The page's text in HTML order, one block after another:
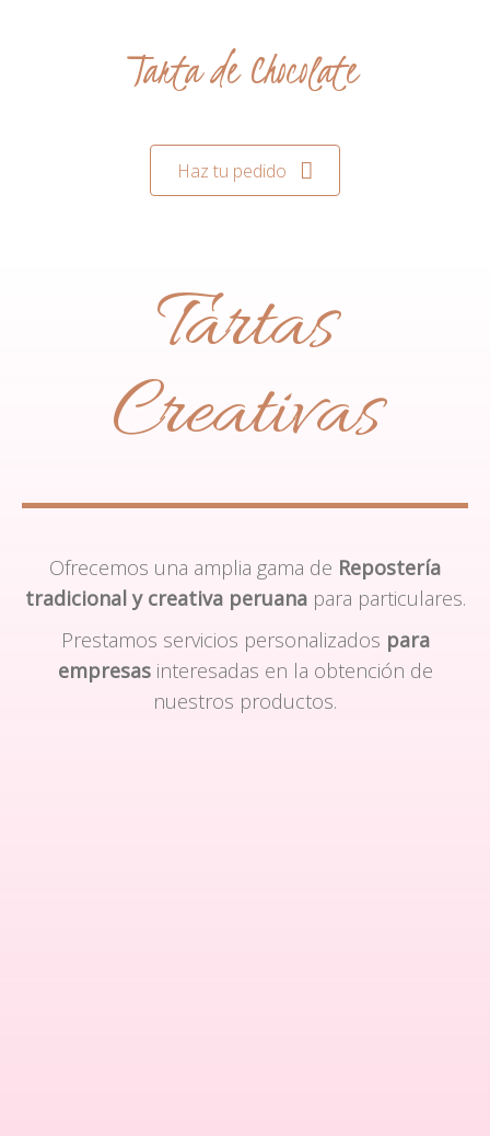
Tarta de Chocolate
Haz tu pedido
Tartas
Creativas
Ofrecemos una amplia gama de Repostería
tradicional y creativa peruanapara particulares.
Prestamos servicios personalizados para
empresasinteresadas en la obtención de
nuestros productos.